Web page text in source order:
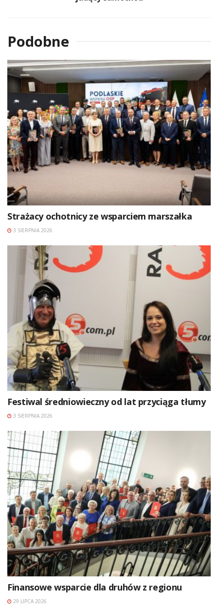
Podobne
Strażacy ochotnicy ze wsparciem marszałka
3 SIERPNIA 2026
Festiwal średniowieczny od lat przyciąga tłumy
3 SIERPNIA 2026
Finansowe wsparcie dla druhów z regionu
29 LIPCA 2026